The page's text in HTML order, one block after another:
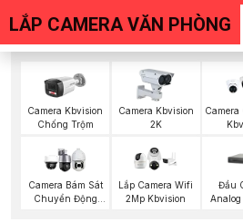
LẮP CAMERA VĂN PHÒNG
Camera Kbvision
Chống Trộm
Camera Kbvision
2K
Camera
Camera Bám Sát
Chuyển Động
Lắp Camera Wifi
2Mp Kbvision
Đầu